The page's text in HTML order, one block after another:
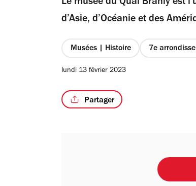
Le musée du Quai Branly est
d’Asie, d’Océanie et des
Musées | Histoire 7e
lundi 13 février 2023
Partager